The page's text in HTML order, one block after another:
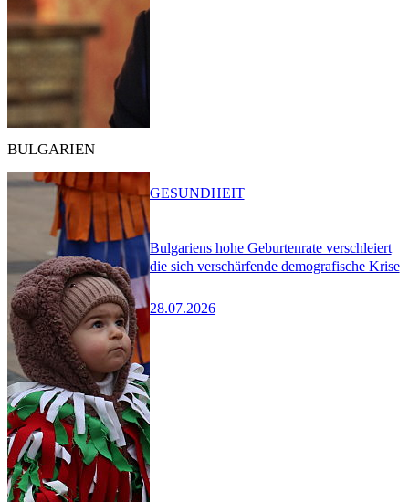
BULGARIEN
Bulgariens hohe Geburtenrate verschleiert
die sich verschärfende demografische Krise
28.07.2026
GESUNDHEIT